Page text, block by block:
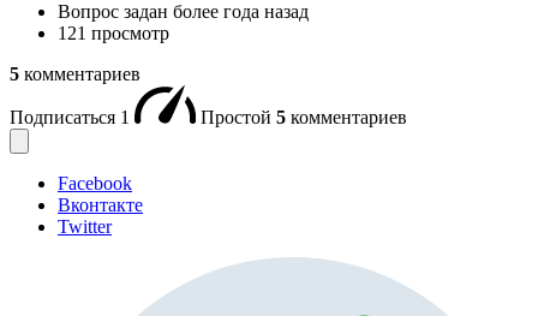
Вопрос задан более года назад
121 просмотр
5 комментариев
Подписаться 1 Простой 5 комментариев
Facebook
Вконтакте
Twitter